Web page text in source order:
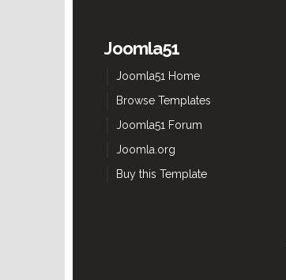
Joomla51
Joomla51 Home
Browse Templates
Joomla51 Forum
Joomla.org
Buy this Template